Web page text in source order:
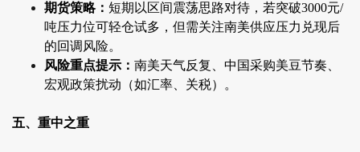
期货策略： 短期以区间震荡思路对待，若突破3000元/
吨压力位可轻仓试多，但需关注南美供应压力兑现后
的回调风险。
风险重点提示： 南美天气反复、中国采购美豆节奏、
宏观政策扰动（如汇率、关税）。
五、重中之重